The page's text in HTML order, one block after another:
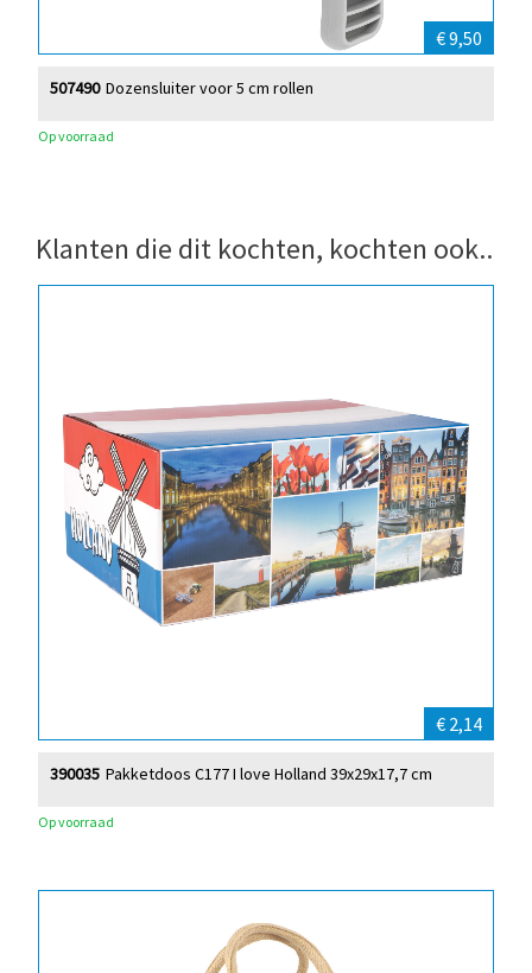
€ 9,50
Dozensluiter voor 5 cm rollen
507490
Op voorraad
Klanten die dit kochten, kochten ook..
€ 2,14
Pakketdoos C177 I love Holland 39x29x17,7 cm
390035
Op voorraad